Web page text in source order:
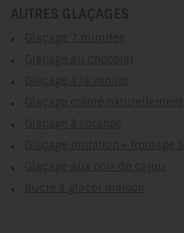
AUTRES GLAÇAGES
Glaçage 7 minutes
Glaçage au chocolat
Glaçage à la vanille
Glaçage coloré naturellement
Glaçage à l'orange
Glaçage imitation « fromage
Glaçage aux noix de cajou
Sucre à glacer maison